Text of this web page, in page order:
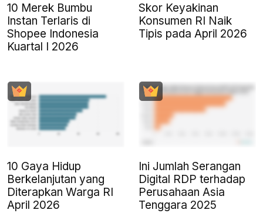
10 Merek Bumbu
Instan Terlaris di
Shopee Indonesia
Kuartal I 2026
Skor Keyakinan
Konsumen RI Naik
Tipis pada April 2026
10 Gaya Hidup
Berkelanjutan yang
Diterapkan Warga RI
April 2026
Ini Jumlah Serangan
Digital RDP terhadap
Perusahaan Asia
Tenggara 2025